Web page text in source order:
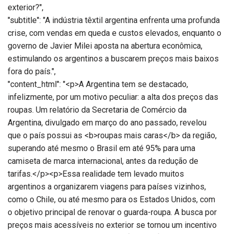
exterior?",
"subtitle": "A indústria têxtil argentina enfrenta uma profunda
crise, com vendas em queda e custos elevados, enquanto o
governo de Javier Milei aposta na abertura econômica,
estimulando os argentinos a buscarem preços mais baixos
fora do país.",
"content_html": "<p>A Argentina tem se destacado,
infelizmente, por um motivo peculiar: a alta dos preços das
roupas. Um relatório da Secretaria de Comércio da
Argentina, divulgado em março do ano passado, revelou
que o país possui as <b>roupas mais caras</b> da região,
superando até mesmo o Brasil em até 95% para uma
camiseta de marca internacional, antes da redução de
tarifas.</p><p>Essa realidade tem levado muitos
argentinos a organizarem viagens para países vizinhos,
como o Chile, ou até mesmo para os Estados Unidos, com
o objetivo principal de renovar o guarda-roupa. A busca por
preços mais acessíveis no exterior se tornou um incentivo